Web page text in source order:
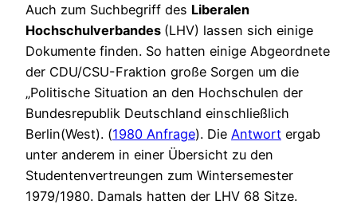
Auch zum Suchbegriff des Liberalen
Hochschulverbandes (LHV) lassen sich einige
Dokumente finden. So hatten einige Abgeordnete
der CDU/CSU-Fraktion große Sorgen um die
„Politische Situation an den Hochschulen der
Bundesrepublik Deutschland einschließlich
Berlin(West). (1980 Anfrage). Die Antwort ergab
unter anderem in einer Übersicht zu den
Studentenvertreungen zum Wintersemester
1979/1980. Damals hatten der LHV 68 Sitze.